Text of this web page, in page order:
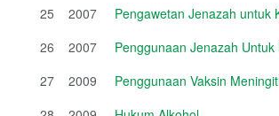
25
2007
Pengawetan Jenazah untuk
26
2007
Penggunaan Jenazah
27
2009
Penggunaan Vaksin